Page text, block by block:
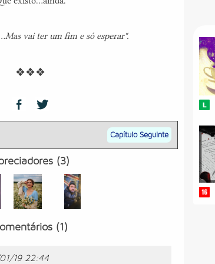
vai ter um fim e só esperar".
❖❖❖
Capítulo Seguinte
(3)
(1)
19 22:44